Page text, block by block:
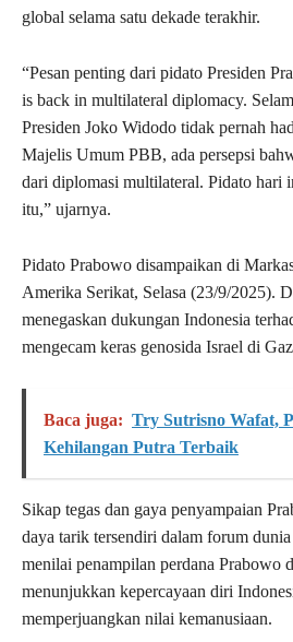
global selama satu dekade terakhir.
“Pesan penting dari pidato Presiden
is back in multilateral diplomacy.
Presiden Joko Widodo tidak pernah
Majelis Umum PBB, ada persepsi
dari diplomasi multilateral. Pidato hari
itu,” ujarnya.
Pidato Prabowo disampaikan di
Amerika Serikat, Selasa (23/9/2025).
menegaskan dukungan Indonesia
mengecam keras genosida Israel di
Baca juga: Try Sutrisno Wafat,
Kehilangan Putra Terbaik
Sikap tegas dan gaya penyampaian
daya tarik tersendiri dalam forum
menilai penampilan perdana Prabowo
menunjukkan kepercayaan diri
memperjuangkan nilai kemanusiaan.